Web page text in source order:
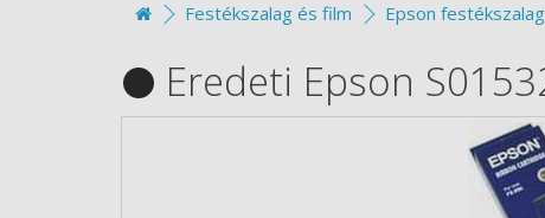
Festékszalag és film Epson festékszalag
Eredeti Epson